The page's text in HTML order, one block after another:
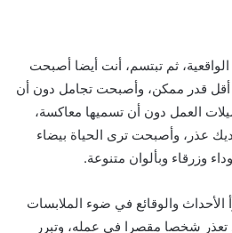
ثم تبتسم، أنت أيضا أصبحت
قدر ممكن، وأصبحت تجامل دون أن
العمل دون أن تسميها معاكسة،
عذر، وأصبحت ترى الحياة بيضاء
وزرقاء وبألوان متنوعة.
والوقائع في ضوء الملابسات
تعذر شخصا مقصرا في عمله، وتبرر